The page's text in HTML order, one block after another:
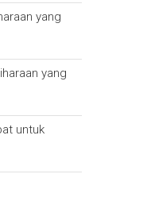
yang
yang
untuk